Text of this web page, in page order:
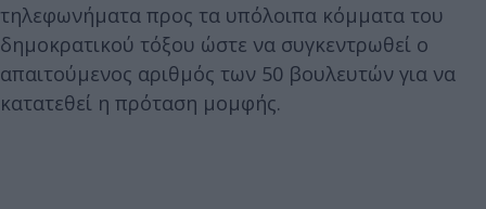
τηλεφωνήματα προς τα υπόλοιπα κόμματα του
δημοκρατικού τόξου ώστε να συγκεντρωθεί ο
απαιτούμενος αριθμός των 50 βουλευτών για να
κατατεθεί η πρόταση μομφής.